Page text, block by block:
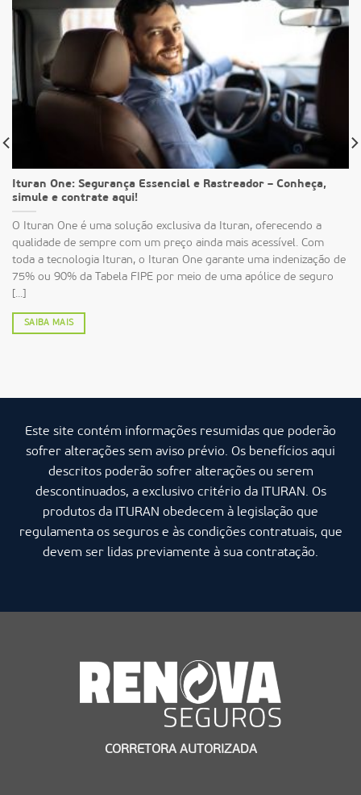
Ituran One: Segurança Essencial e Rastreador – Conheça,
simule e contrate aqui!
O Ituran One é uma solução exclusiva da Ituran, oferecendo a
qualidade de sempre com um preço ainda mais acessível. Com
toda a tecnologia Ituran, o Ituran One garante uma indenização de
75% ou 90% da Tabela FIPE por meio de uma apólice de seguro
[...]
SAIBA MAIS
Este site contém informações resumidas que poderão
sofrer alterações sem aviso prévio. Os benefícios aqui
descritos poderão sofrer alterações ou serem
descontinuados, a exclusivo critério da ITURAN. Os
produtos da ITURAN obedecem à legislação que
regulamenta os seguros e às condições contratuais, que
devem ser lidas previamente à sua contratação.
CORRETORA AUTORIZADA